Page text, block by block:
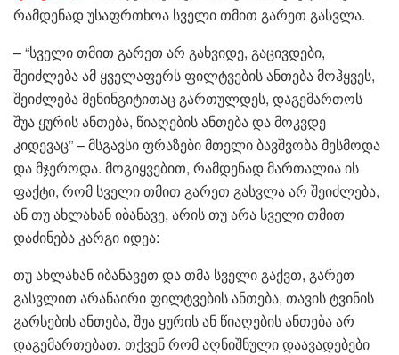
რამდენად უსაფრთხოა სველი თმით გარეთ გასვლა.
– “სველი თმით გარეთ არ გახვიდე, გაცივდები,
შეიძლება ამ ყველაფერს ფილტვების ანთება მოჰყვეს,
შეიძლება მენინგიტითაც გართულდეს, დაგემართოს
შუა ყურის ანთება, წიაღების ანთება და მოკვდე
კიდევაც” – მსგავსი ფრაზები მთელი ბავშვობა მესმოდა
და მჯეროდა. მოგიყვებით, რამდენად მართალია ის
ფაქტი, რომ სველი თმით გარეთ გასვლა არ შეიძლება,
ან თუ ახლახან იბანავე, არის თუ არა სველი თმით
დაძინება კარგი იდეა:
თუ ახლახან იბანავეთ და თმა სველი გაქვთ, გარეთ
გასვლით არანაირი ფილტვების ანთება, თავის ტვინის
გარსების ანთება, შუა ყურის ან წიაღების ანთება არ
დაგემართებათ. თქვენ რომ აღნიშნული დაავადებები